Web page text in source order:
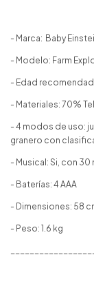
- Marca: Baby
- Modelo: Farm
- Edad
- Materiales: 70%
- 4 modos de uso:
granero con
- Musical: Si, con
- Baterías: 4 AAA
- Dimensiones: 58
- Peso: 1.6 kg